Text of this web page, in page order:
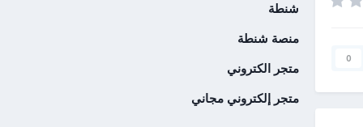
0
شنطة
منصة شنطة
متجر الكتروني
متجر إلكتروني مجاني